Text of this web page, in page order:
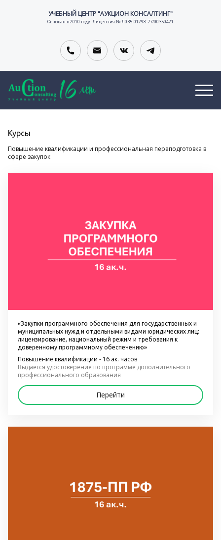
УЧЕБНЫЙ ЦЕНТР "АУКЦИОН КОНСАЛТИНГ"
Основан в 2010 году. Лицензия № Л035-01298-77/00350421
организации
О
Ы
В
А
К
Т
Курсы
Повышение квалификации и профессиональная переподготовка в
сфере закупок
«Закупки программного обеспечения для государственных и
муниципальных нужд и отдельными видами юридических лиц:
лицензирование, национальный режим и требования к
доверенному программному обеспечению»
Повышение квалификации - 16 ак. часов
Выдается удостоверение по программе дополнительного
профессионального образования
Перейти